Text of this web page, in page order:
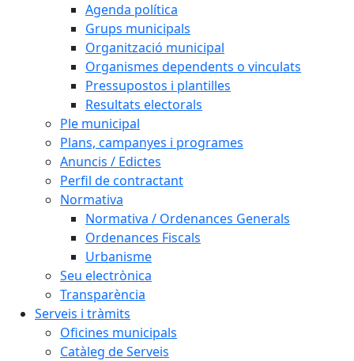
Agenda política
Grups municipals
Organització municipal
Organismes dependents o vinculats
Pressupostos i plantilles
Resultats electorals
Ple municipal
Plans, campanyes i programes
Anuncis / Edictes
Perfil de contractant
Normativa
Normativa / Ordenances Generals
Ordenances Fiscals
Urbanisme
Seu electrònica
Transparència
Serveis i tràmits
Oficines municipals
Catàleg de Serveis